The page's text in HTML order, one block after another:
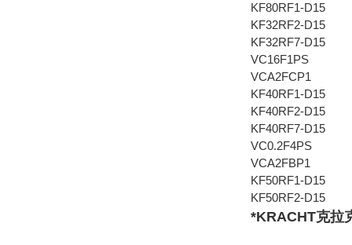
KF80RF1-D15
KF32RF2-D15
KF32RF7-D15
VC16F1PS
VCA2FCP1
KF40RF1-D15
KF40RF2-D15
KF40RF7-D15
VC0.2F4PS
VCA2FBP1
KF50RF1-D15
KF50RF2-D15
*KRACHT克拉